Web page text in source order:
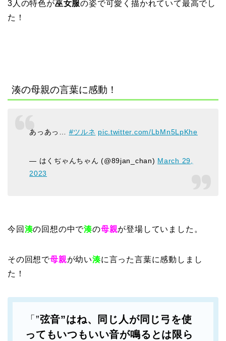
3人の特色が巫女服の姿で可愛く描かれていて最高でし
た！
湊の母親の言葉に感動！
あっあっ… #ツルネ pic.twitter.com/LbMn5LpKhe
— はくぢゃんちゃん (@89jan_chan) March 29,
2023
今回 湊の回想の中で湊の母親が登場していました。
その回想で母親が幼い湊に言った言葉に感動しまし
た！
「”弦音”はね、同じ人が同じ弓を使
ってもいつもいい音が鳴るとは限ら